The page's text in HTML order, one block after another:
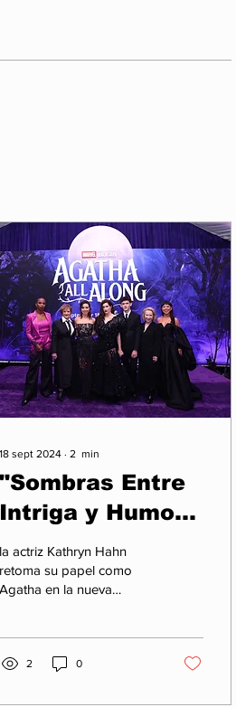
18 sept 2024 ∙ 2 min
"Sombras Entre
Intriga y Humor
en la Nueva
Miniserie
Protagonizada
por Kathryn
Hahn, Jack Cole
la actriz Kathryn Hahn
retoma su papel como
Agatha en la nueva
2 0